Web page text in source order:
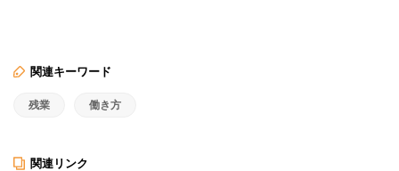
関連キーワード
残業 働き方
関連リンク